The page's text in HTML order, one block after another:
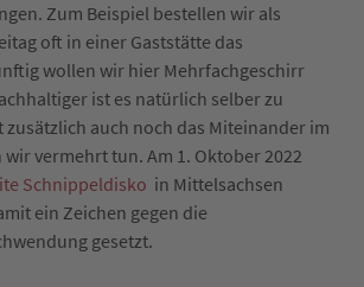
Zum Beispiel bestellen wir als
oft in einer Gaststätte das
wollen wir hier Mehrfachgeschirr
ist es natürlich selber zu
zusätzlich auch noch das Miteinander im
wir vermehrt tun. Am 1. Oktober 2022
Schnippeldisko in Mittelsachsen
ein Zeichen gegen die
gesetzt.